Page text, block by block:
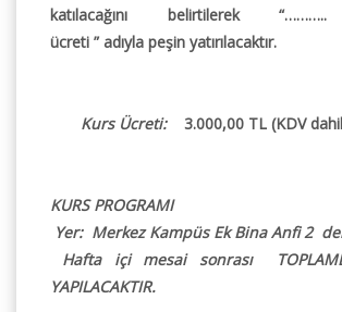
katılacağını belirtilerek
ücreti ” adıyla peşin yatırılacaktır.
Kurs Ücreti: 3.000,00 TL (KDV
KURS PROGRAMI
Yer: Merkez Kampüs Ek Bina Anfi 2
Hafta içi mesai sonrası
YAPILACAKTIR.